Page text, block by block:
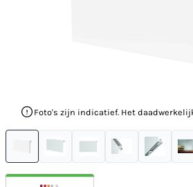
Foto's zijn indicatief. Het